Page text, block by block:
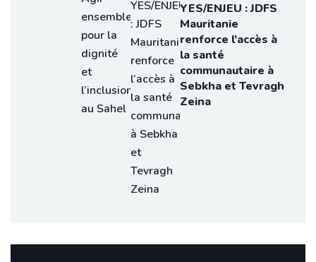
YES/ENJEU : JDFS
Mauritanie
renforce l’accès à
la santé
communautaire à
Sebkha et Tevragh
Zeina